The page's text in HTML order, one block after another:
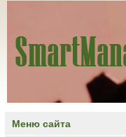
Меню сайта